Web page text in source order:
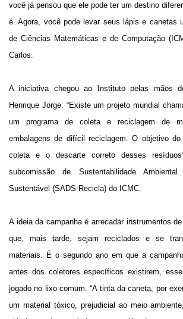
você já pensou que ele pode ter um destino
é. Agora, você pode levar seus lápis e canetas
de Ciências Matemáticas e de Computação
Carlos.
A iniciativa chegou ao Instituto pelas mãos
Henrique Jorge: “Existe um projeto mundial
um programa de coleta e reciclagem de
embalagens de difícil reciclagem. O objetivo
coleta e o descarte correto desses
subcomissão de Sustentabilidade
Sustentável (SADS-Recicla) do ICMC.
A ideia da campanha é arrecadar instrumentos
que, mais tarde, sejam reciclados e se
materiais. É o segundo ano em que a
antes dos coletores específicos existirem,
jogado no lixo comum. “A tinta da caneta, por
um material tóxico, prejudicial ao meio